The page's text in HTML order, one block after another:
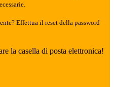
Effettua il reset della password
la casella di posta elettronica!